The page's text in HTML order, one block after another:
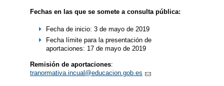
Fechas en las que se somete a consulta pública:
Fecha de inicio: 3 de mayo de 2019
Fecha límite para la presentación de
aportaciones: 17 de mayo de 2019
Remisión de aportaciones:
tranormativa.incual@educacion.gob.es